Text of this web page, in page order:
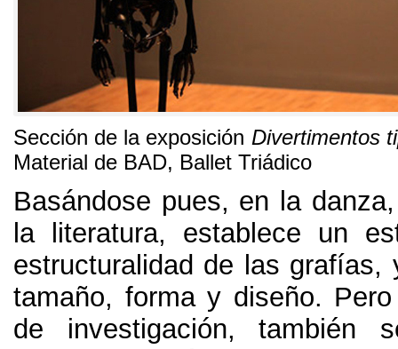
Sección de la exposición Divertimentos
Material de BAD, Ballet Triádico
Basándose pues, en la danza
la literatura, establece un
estructuralidad de las grafías,
tamaño, forma y diseño.
de investigación,también